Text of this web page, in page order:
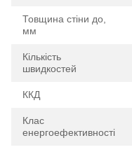
Товщина стіни до,
мм
Кількість
швидкостей
ККД
Клас
енергоефективності